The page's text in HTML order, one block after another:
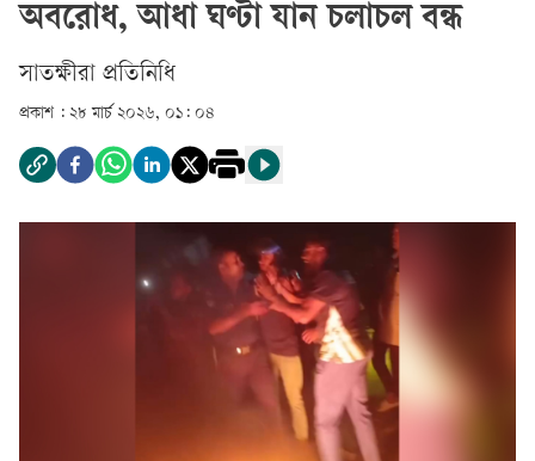
অবরোধ, আধা ঘণ্টা যান চলাচল বন্ধ
সাতক্ষীরা প্রতিনিধি
প্রকাশ : ২৮ মার্চ ২০২৬, ০১: ০৪